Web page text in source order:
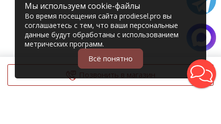
Позвонить в магазин
© 2006 – 2026 Prodiesel
Мы используем cookie-файлы
Во время посещения сайта prodiesel.pro вы
соглашаетесь с тем, что ваши персональные
данные будут обработаны с использованием
метрических программ.
Всё понятно